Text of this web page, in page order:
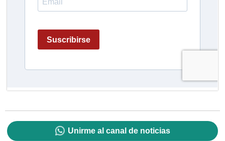
Unirme al canal de noticias